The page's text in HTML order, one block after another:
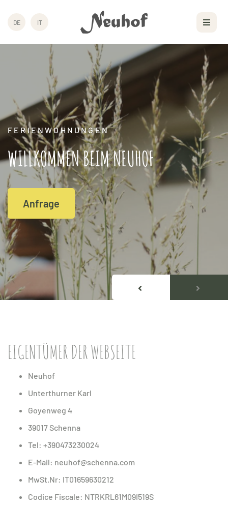
DE IT
FERIENWOHNUNGEN
WILLKOMMEN BEIM NEUHOF
Anfrage
EIGENTÜMER DER WEBSEITE
Neuhof
Unterthurner Karl
Goyenweg 4
39017 Schenna
Tel: +390473230024
E-Mail: neuhof@schenna.com
MwSt.Nr: IT01659630212
Codice Fiscale: NTRKRL61M09I519S